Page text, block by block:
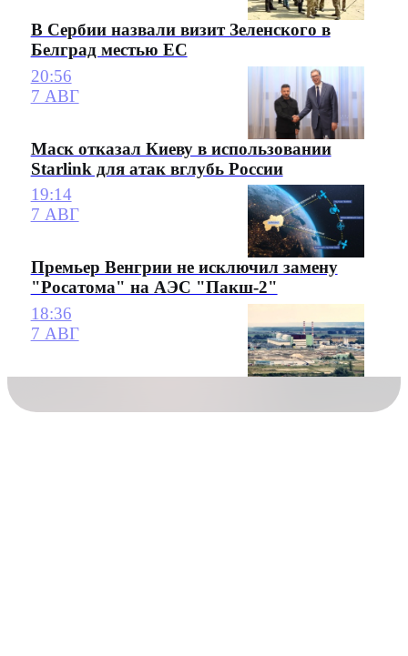
В Сербии назвали визит Зеленского в
Белград местью ЕС
20:56
7 АВГ
Маск отказал Киеву в использовании
Starlink для атак вглубь России
19:14
7 АВГ
Премьер Венгрии не исключил замену
"Росатома" на АЭС "Пакш-2"
18:36
7 АВГ